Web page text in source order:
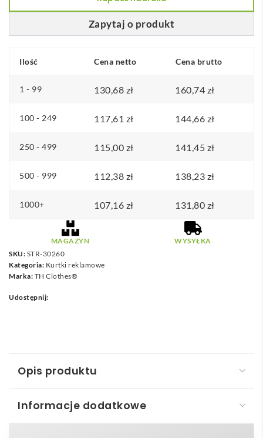
z
elastanu
Zapytaj o produkt
Ilość Cena netto Cena brutto
1 - 99 130,68 zł 160,74 zł
100 - 249 117,61 zł 144,66 zł
250 - 499 115,00 zł 141,45 zł
500 - 999 112,38 zł 138,23 zł
1000+ 107,16 zł 131,80 zł
MAGAZYN
WYSYŁKA
SKU: STR-30260
Kategoria: Kurtki reklamowe
Marka: TH Clothes®
Udostępnij:
Opis produktu
Informacje dodatkowe